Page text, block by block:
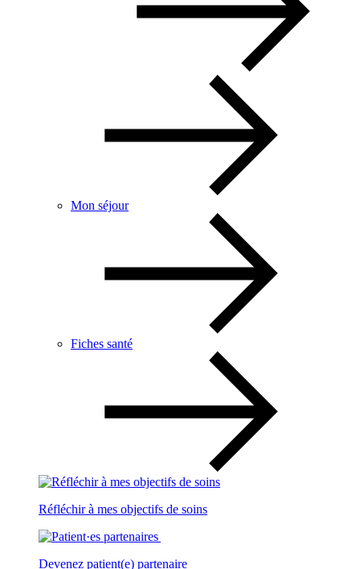
Mon séjour
Fiches santé
Réfléchir à mes objectifs de soins
Devenez patient(e) partenaire